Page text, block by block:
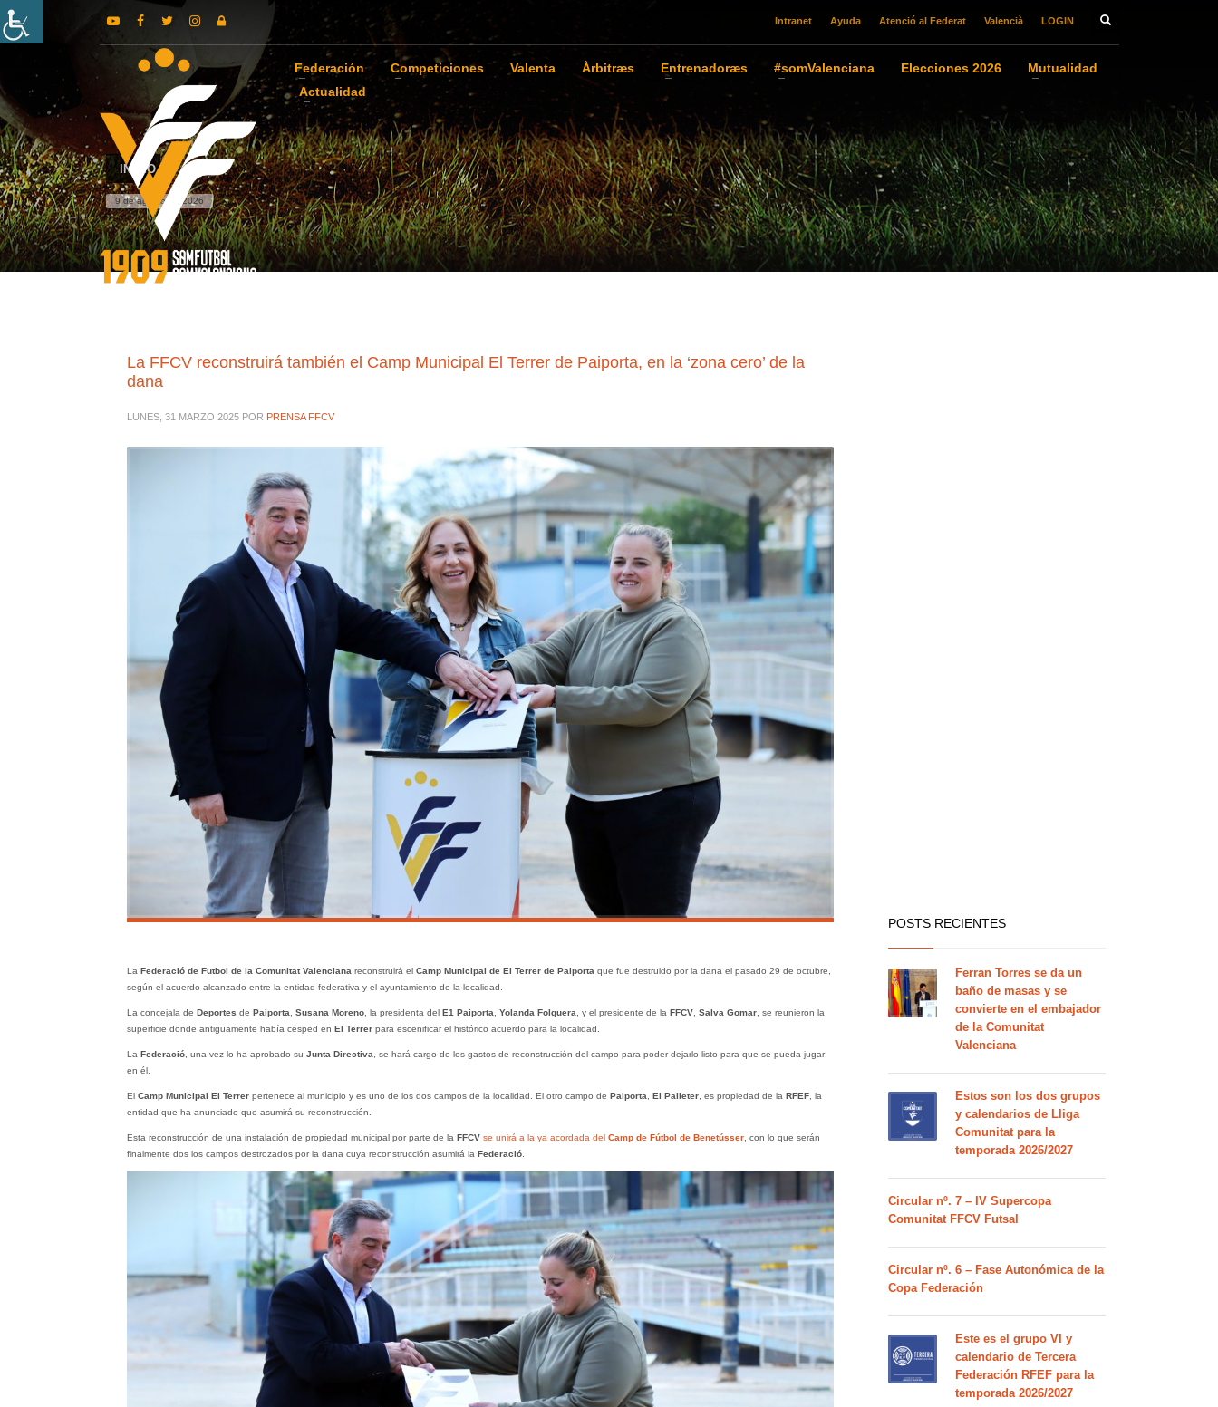
Intranet Ayuda Atenció al Federat Valencià LOGIN
Federación Competiciones Valenta Àrbitræs Entrenadoræs #somValenciana Elecciones 2026
Mutualidad
Actualidad
INICIO
9 de agosto de 2026
La FFCV reconstruirá también el Camp Municipal El Terrer de Paiporta, en la ‘zona cero’ de la
dana
LUNES, 31 MARZO 2025 POR PRENSA FFCV
La Federació de Futbol de la Comunitat Valenciana reconstruirá el Camp Municipal de El Terrer de Paiporta que fue destruido por la dana el pasado 29 de octubre,
según el acuerdo alcanzado entre la entidad federativa y el ayuntamiento de la localidad.
La concejala de Deportes de Paiporta Susana Moreno, la presidenta del E1 Paiporta Yolanda Folguera , y el presidente de la FFCV, Salva Gomar, se reunieron la
superficie donde antiguamente había césped en El Terrerpara escenificar el histórico acuerdo para la localidad.
La Federació, una vez lo ha aprobado su Junta Directiva , se hará cargo de los gastos de reconstrucción del campo para poder dejarlo listo para que se pueda jugar
en él.
El Camp Municipal El Terrer pertenece al municipio y es uno de los dos campos de la localidad. El otro campo de Paiporta El Palleter, es propiedad de la RFEF, la
entidad que ha anunciado que asumirá su reconstrucción.
Esta reconstrucción de una instalación de propiedad municipal por parte de la FFCV se unirá a la ya acordada del Camp de Fútbol de Benetússer, con lo que serán
finalmente dos los campos destrozados por la dana cuya reconstrucción asumirá la Federació.
POSTS RECIENTES
Ferran Torres se da un
baño de masas y se
convierte en el embajador
de la Comunitat
Valenciana
Estos son los dos grupos
y calendarios de Lliga
Comunitat para la
temporada 2026/2027
Circular nº. 7 – IV Supercopa
Comunitat FFCV Futsal
Circular nº. 6 – Fase Autonómica de la
Copa Federación
Este es el grupo VI y
calendario de Tercera
Federación RFEF para la
temporada 2026/2027